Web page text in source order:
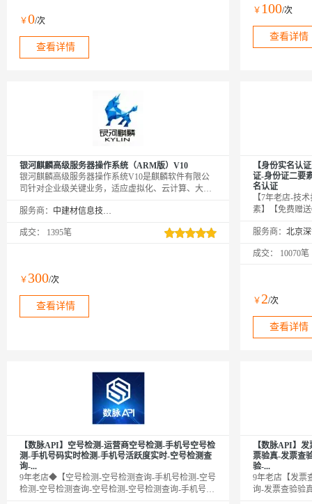
￥0/次
查看详情
￥ 100/次
查看详情
银河麒麟高级服务器操作系统（ARM版）V10
银河麒麟高级服务器操作系统V10是麒麟软件有限公
司针对企业级关键业务，适应虚拟化、云计算、大数
能、扩展性和实时性等需求，依据CMMI5级标准研制
化、高性能、易管理的新一代自主服务器操作系统。
服务商： 中建材信息技术股份有限公司
成交： 1395笔
￥ 300/次
查看详情
【身份实名认
证-身份证二要
名认证
【7年老店-技
素】【免费赠
证号码是否一
证-身份证实名
服务商：
成交： 10070笔
￥2/次
查看详情
【数脉API】空号检测-运营商空号检测-手机号空号检
测-手机号码实时检测-手机号活跃度实时-空号检测查
询-...
9年老店◆【空号检测-空号检测查询-手机号检测-空号
检测-空号检测查询-空号检测-空号检测查询-手机号查
【数脉API】
票验真-发票查
验-...
9年老店【发票
询-发票查验验